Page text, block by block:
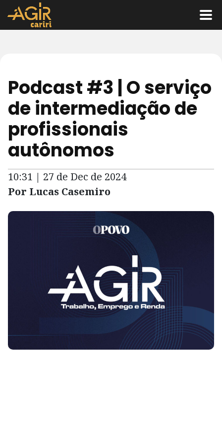
Podcast #3 | O serviço
de intermediação de
profissionais
autônomos
10:31 | 27 de Dec de 2024
Por Lucas Casemiro